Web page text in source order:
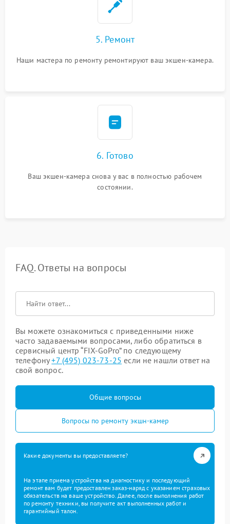
5. Ремонт
Наши мастера по ремонту ремонтируют ваш экшен-камера.
6. Готово
Ваш экшен-камера снова у вас в полностью рабочем
состоянии.
FAQ. Ответы на вопросы
Вы можете ознакомиться с приведенными ниже
часто задаваемыми вопросами, либо обратиться в
сервисный центр “FIX-GoPro” по следующему
телефону+7 (495) 023-73-25 если не нашли ответ на
свой вопрос.
Общие вопросы
Вопросы по ремонту экшн-камер
Какие документы вы предоставляете?
На этапе приема устройства на диагностику и последующий
ремонт вам будет предоставлен заказ-наряд с указанием страховых
обязательств на ваше устройство. Далее, после выполнения работ
по ремонту техники, вы получите акт выполненных работ и
гарантийный талон.